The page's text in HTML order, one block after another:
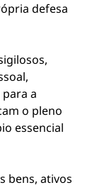
defesa
a
o pleno
essencial
bens, ativos